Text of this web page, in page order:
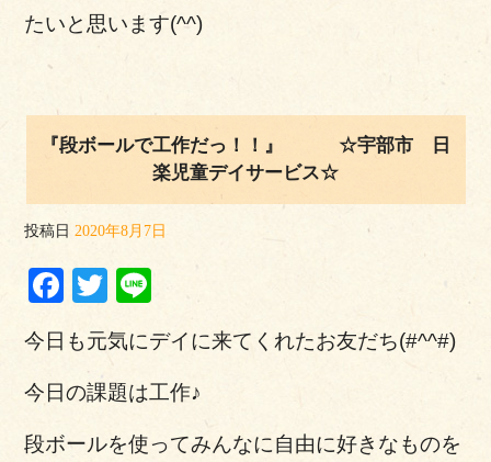
たいと思います(^^)
『段ボールで工作だっ！！』 ☆宇部市 日
楽児童デイサービス☆
投稿日 2020年8月7日
Facebook
Twitter
今日も元気にデイに来てくれたお友だち(#^^#)
今日の課題は工作♪
段ボールを使ってみんなに自由に好きなものを